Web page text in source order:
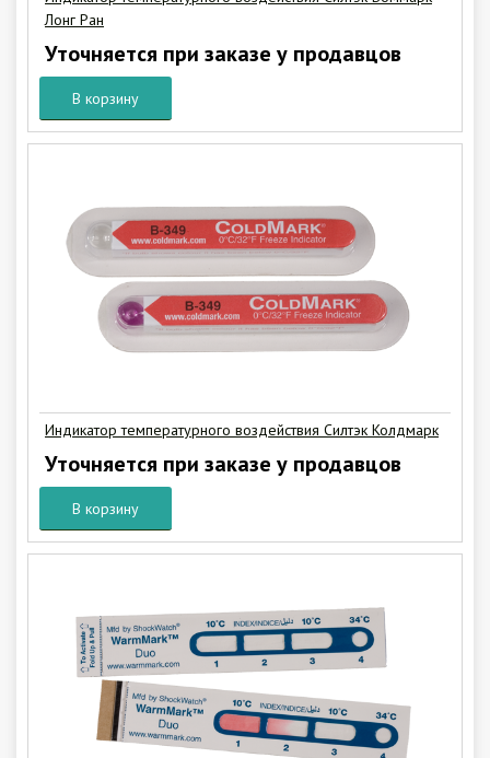
Лонг Ран
Уточняется при заказе у продавцов
В корзину
Индикатор температурного воздействия Силтэк Колдмарк
Уточняется при заказе у продавцов
В корзину